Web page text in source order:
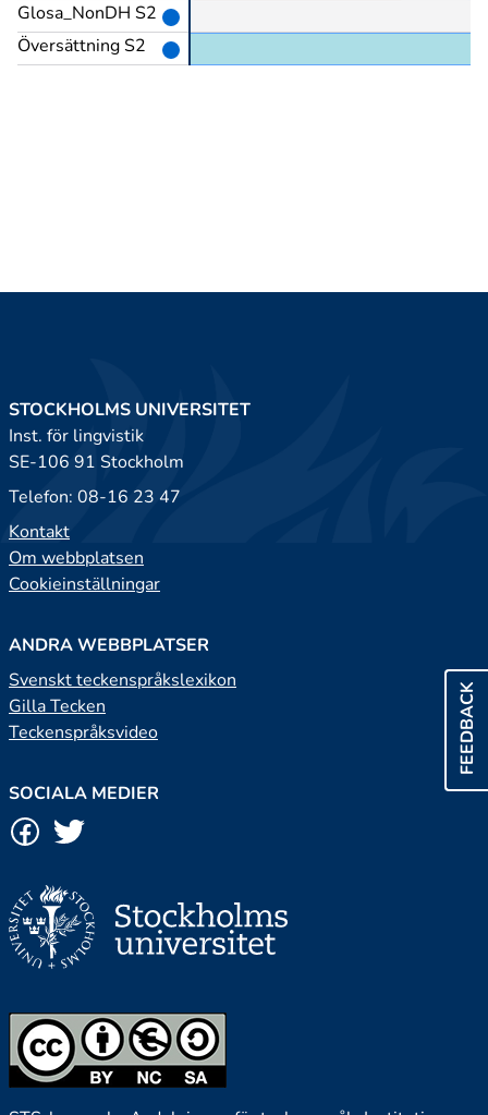
Glosa_NonDH S2
Översättning S2
FEEDBACK
STOCKHOLMS UNIVERSITET
Inst. för lingvistik
SE-106 91 Stockholm
Telefon: 08-16 23 47
Kontakt
Om webbplatsen
Cookieinställningar
ANDRA WEBBPLATSER
Svenskt teckenspråkslexikon
Gilla Tecken
Teckenspråksvideo
SOCIALA MEDIER